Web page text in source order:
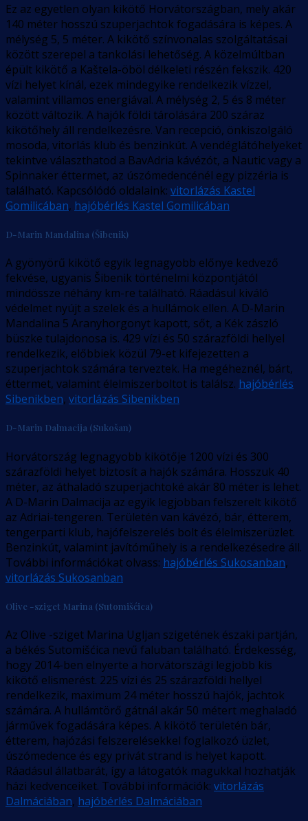
Ez az egyetlen olyan kikötő Horvátországban, mely akár
140 méter hosszú szuperjachtok fogadására is képes. A
mélység 5, 5 méter. A kikötő színvonalas szolgáltatásai
között szerepel a tankolási lehetőség. A közelmúltban
épült kikötő a Kaštela-öböl délkeleti részén fekszik. 420
vízi helyet kínál, ezek mindegyike rendelkezik vízzel,
valamint villamos energiával. A mélység 2, 5 és 8 méter
között változik. A hajók földi tárolására 200 száraz
kikötőhely áll rendelkezésre. Van recepció, önkiszolgáló
mosoda, vitorlás klub és benzinkút. A vendéglátóhelyeket
tekintve választhatod a BavAdria kávézót, a Nautic vagy a
Spinnaker éttermet, az úszómedencénél egy pizzéria is
található. Kapcsólódó oldalaink: vitorlázás Kastel
Gomilicában, hajóbérlés Kastel Gomilicában
D-Marin Mandalina (Šibenik)
A gyönyörű kikötő egyik legnagyobb előnye kedvező
fekvése, ugyanis Šibenik történelmi központjától
mindössze néhány km-re található. Ráadásul kiváló
védelmet nyújt a szelek és a hullámok ellen. A D-Marin
Mandalina 5 Aranyhorgonyt kapott, sőt, a Kék zászló
büszke tulajdonosa is. 429 vízi és 50 szárazföldi hellyel
rendelkezik, előbbiek közül 79-et kifejezetten a
szuperjachtok számára terveztek. Ha megéheznél, bárt,
éttermet, valamint élelmiszerboltot is találsz. hajóbérlés
Sibenikben, vitorlázás Sibenikben
D-Marin Dalmacija (Sukošan)
Horvátország legnagyobb kikötője 1200 vízi és 300
szárazföldi helyet biztosít a hajók számára. Hosszuk 40
méter, az áthaladó szuperjachtoké akár 80 méter is lehet.
A D-Marin Dalmacija az egyik legjobban felszerelt kikötő
az Adriai-tengeren. Területén van kávézó, bár, étterem,
tengerparti klub, hajófelszerelés bolt és élelmiszerüzlet.
Benzinkút, valamint javítóműhely is a rendelkezésedre áll.
További információkat olvass: hajóbérlés Sukosanban,
vitorlázás Sukosanban
Olive -sziget Marina (Sutomišćica)
Az Olive -sziget Marina Ugljan szigetének északi partján,
a békés Sutomišćica nevű faluban található. Érdekesség,
hogy 2014-ben elnyerte a horvátországi legjobb kis
kikötő elismerést. 225 vízi és 25 szárazföldi hellyel
rendelkezik, maximum 24 méter hosszú hajók, jachtok
számára. A hullámtörő gátnál akár 50 métert meghaladó
járművek fogadására képes. A kikötő területén bár,
étterem, hajózási felszerelésekkel foglalkozó üzlet,
úszómedence és egy privát strand is helyet kapott.
Ráadásul állatbarát, így a látogatók magukkal hozhatják
házi kedvenceiket. További információk: vitorlázás
Dalmáciában, hajóbérlés Dalmáciában